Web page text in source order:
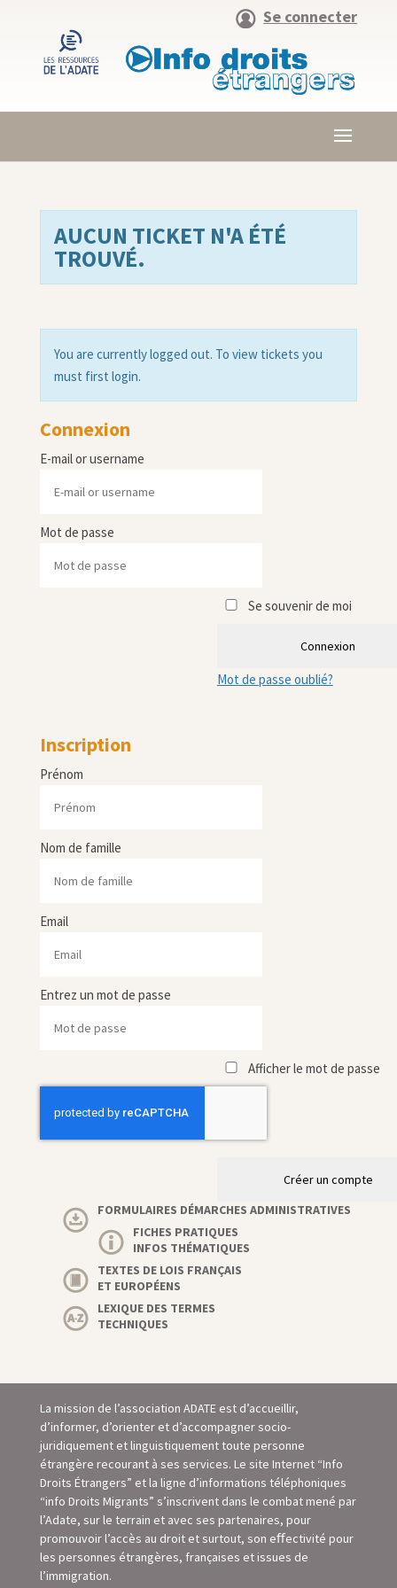
Se connecter
AUCUN TICKET N'A ÉTÉ
TROUVÉ.
You are currently logged out. To view tickets you
must first login.
Connexion
E-mail or username
Mot de passe
Se souvenir de moi
Connexion
Mot de passe oublié?
Inscription
Prénom
Nom de famille
Email
Entrez un mot de passe
Afficher le mot de passe
Créer un compte
FORMULAIRES DÉMARCHES ADMINISTRATIVES
FICHES PRATIQUES
INFOS THÉMATIQUES
TEXTES DE LOIS FRANÇAIS
ET EUROPÉENS
LEXIQUE DES TERMES
TECHNIQUES
La mission de l’association ADATE est d’accueillir,
d’informer, d’orienter et d’accompagner socio-
juridiquement et linguistiquement toute personne
étrangère recourant à ses services. Le site Internet “Info
Droits Étrangers” et la ligne d’informations téléphoniques
“info Droits Migrants” s’inscrivent dans le combat mené par
l’Adate, sur le terrain et avec ses partenaires, pour
promouvoir l’accès au droit et surtout, son eﬀectivité pour
les personnes étrangères, françaises et issues de
l’immigration.